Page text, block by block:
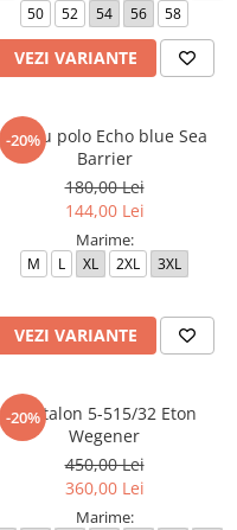
50
52 54 56 58
VEZI VARIANTE
-20%
Tricou polo Echo blue Sea
Barrier
180,00 Lei
144,00 Lei
Marime:
M L XL 2XL 3XL
VEZI VARIANTE
-20%
Pantalon 5-515/32 Eton
Wegener
450,00 Lei
360,00 Lei
Marime: